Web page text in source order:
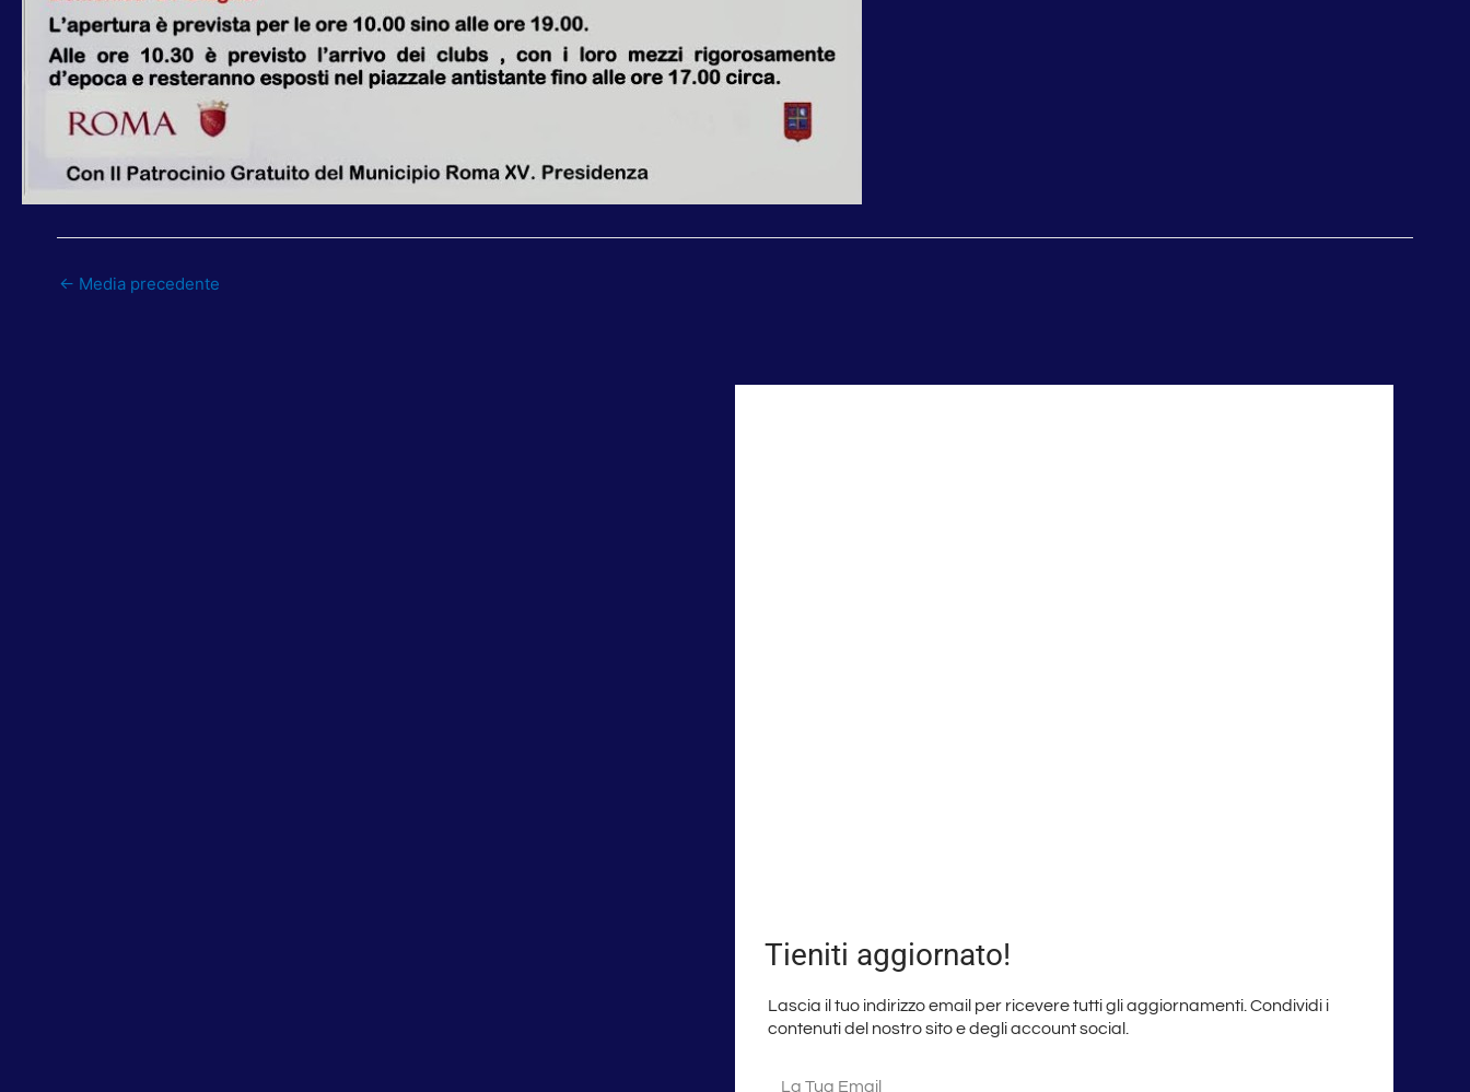
← Media precedente
Tieniti aggiornato!
Lascia il tuo indirizzo email per ricevere tutti gli aggiornamenti. Condividi i
contenuti del nostro sito e degli account social.